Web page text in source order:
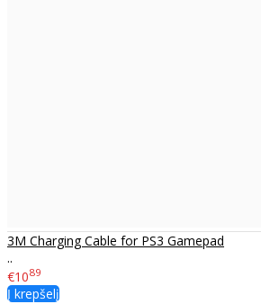
3M Charging Cable for PS3 Gamepad
..
€1089
Į krepšelį